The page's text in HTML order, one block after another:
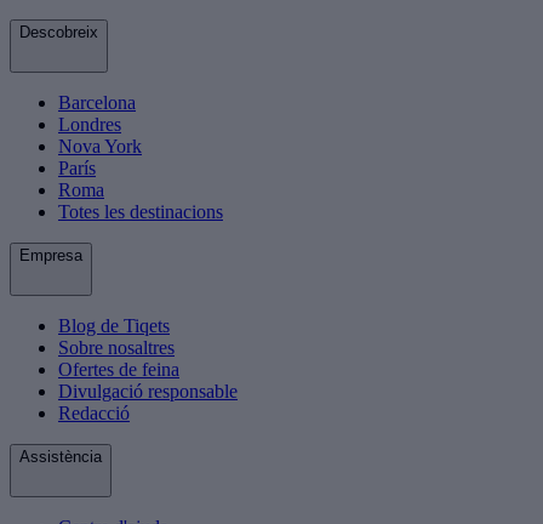
Descobreix
Barcelona
Londres
Nova York
París
Roma
Totes les destinacions
Empresa
Blog de Tiqets
Sobre nosaltres
Ofertes de feina
Divulgació responsable
Redacció
Assistència